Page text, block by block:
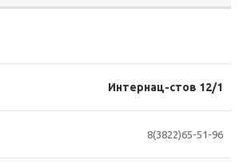
Интернац-стов 12/1
8(3822)65-51-96